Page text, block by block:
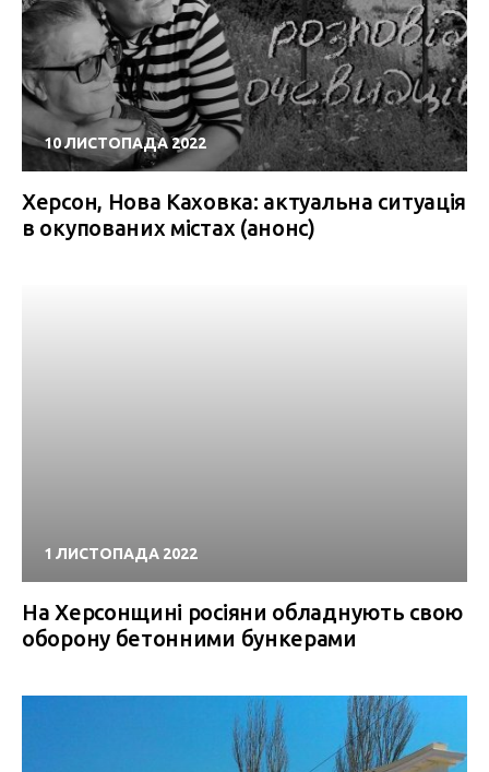
10 ЛИСТОПАДА 2022
Херсон, Нова Каховка: актуальна ситуація
в окупованих містах (анонс)
1 ЛИСТОПАДА 2022
На Херсонщині росіяни обладнують свою
оборону бетонними бункерами